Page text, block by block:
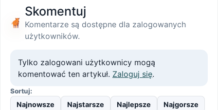
Skomentuj
Komentarze są dostępne dla zalogowanych
użytkowników.
Tylko zalogowani użytkownicy mogą
komentować ten artykuł. Zaloguj się.
Sortuj:
Najnowsze Najstarsze Najlepsze Najgorsze